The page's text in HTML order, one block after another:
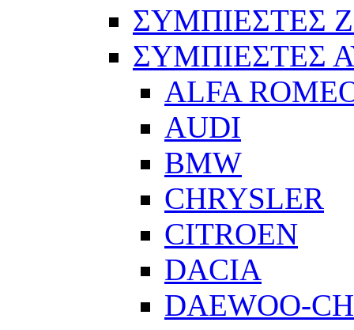
ΣΥΜΠΙΕΣΤΕΣ
ΣΥΜΠΙΕΣΤΕΣ
ALFA
AUDI
BMW
CHRYSLER
CITROEN
DACIA
DAEWOO-